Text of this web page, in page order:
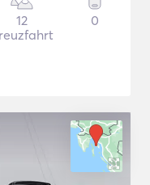
12
0